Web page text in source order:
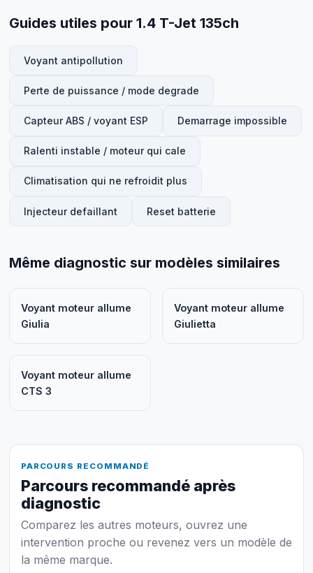
Guides utiles pour 1.4 T-Jet 135ch
Voyant antipollution
Perte de puissance / mode degrade
Capteur ABS / voyant ESP Demarrage impossible
Ralenti instable / moteur qui cale
Climatisation qui ne refroidit plus
Injecteur defaillant Reset batterie
Même diagnostic sur modèles similaires
Voyant moteur allume
Giulia
Voyant moteur allume
Giulietta
Voyant moteur allume
CTS 3
PARCOURS RECOMMANDÉ
Parcours recommandé après
diagnostic
Comparez les autres moteurs, ouvrez une
intervention proche ou revenez vers un modèle de
la même marque.